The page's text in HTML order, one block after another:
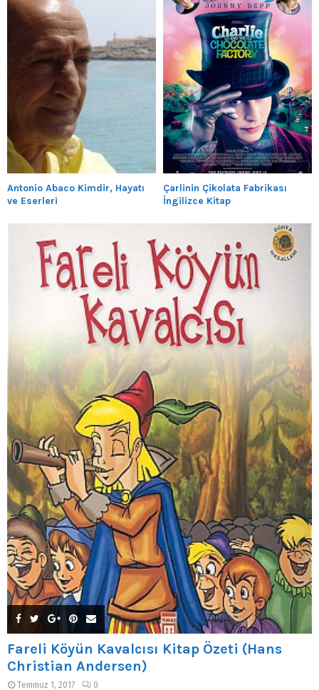
Antonio Abaco Kimdir, Hayatı
ve Eserleri
Çarlinin Çikolata Fabrikası
İngilizce Kitap
Fareli Köyün Kavalcısı Kitap Özeti (Hans
Christian Andersen)
Temmuz 1, 2017 0